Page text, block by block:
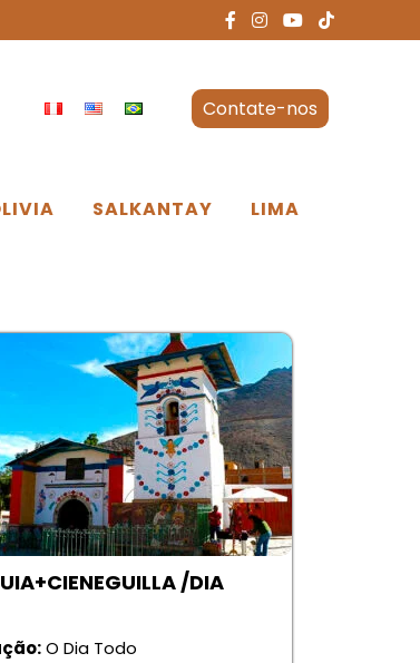
Contate-nos
SALKANTAY LIMA
/DIA
O Dia Todo